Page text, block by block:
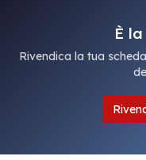
È
Rivendica la tua